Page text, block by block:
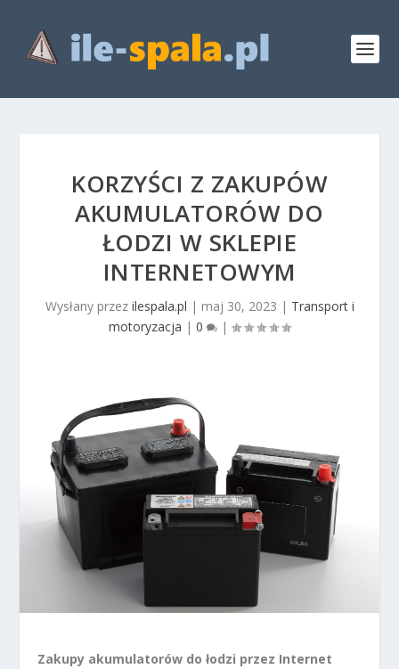
KORZYŚCI Z ZAKUPÓW
AKUMULATORÓW DO
ŁODZI W SKLEPIE
INTERNETOWYM
Wysłany przez ilespala.pl | maj 30, 2023 | Transport i
motoryzacja | 0 |
Zakupy akumulatorów do łodzi przez Internet